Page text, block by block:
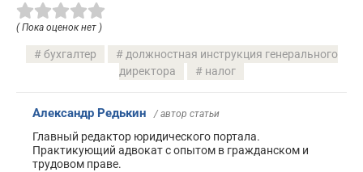
( Пока оценок нет )
бухгалтер
должностная инструкция генерального
директора
налог
Александр Редькин / автор статьи
Главный редактор юридического портала.
Практикующий адвокат с опытом в гражданском и
трудовом праве.